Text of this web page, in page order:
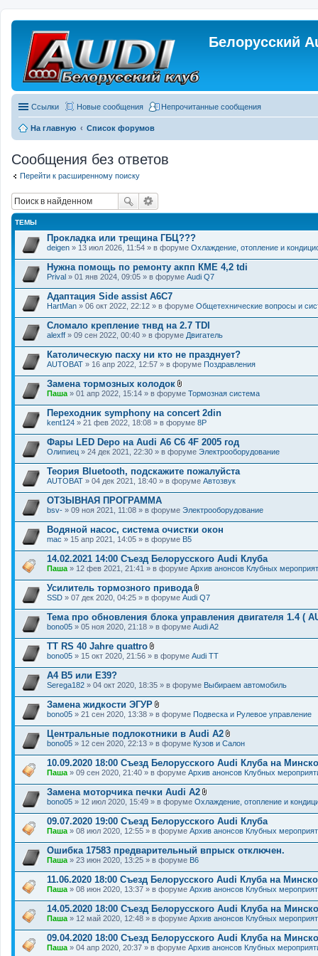
Белорусский
Ссылки Новые сообщения Непрочитанные сообщения
На главную Список форумов
Сообщения без ответов
Перейти к расширенному поиску
ТЕМЫ
Прокладка или трещина ГБЦ???
deigen » 13 июл 2026, 11:54 » в форуме Охлаждение, отопление и
Нужна помощь по ремонту акпп КМЕ 4,2 tdi
Prival » 01 янв 2024, 09:05 » в форуме Audi Q7
Адаптация Side assist A6C7
HartMan » 06 окт 2022, 22:12 » в форуме Общетехнические вопросы и
Сломало крепление тнвд на 2.7 TDI
alexff » 09 сен 2022, 00:40 » в форуме Двигатель
Католическую пасху ни кто не празднует?
AUTOBAT » 16 апр 2022, 12:57 » в форуме Поздравления
Замена тормозных колодок
В
о
ж
е
н
и
я
Паша » 01 апр 2022, 15:14 » в форуме Тормозная система
Переходник symphony на concert 2din
kent124 » 21 фев 2022, 18:08 » в форуме 8P
Фары LED Depo на Audi A6 C6 4F 2005 год
Олипиец » 24 дек 2021, 22:30 » в форуме Электрооборудование
Теория Bluetooth, подскажите пожалуйста
AUTOBAT » 04 дек 2021, 18:40 » в форуме Автозвук
ОТЗЫВНАЯ ПРОГРАММА
bsv- » 09 ноя 2021, 11:08 » в форуме Электрооборудование
Водяной насос, система очистки окон
mac » 15 апр 2021, 14:05 » в форуме B5
14.02.2021 14:00 Съезд Белорусского Audi Клуба
Паша » 12 фев 2021, 21:41 » в форуме Архив анонсов Клубных
Усилитель тормозного привода
В
л
о
ж
е
н
я
SSD » 07 дек 2020, 04:25 » в форуме Audi Q7
Тема про обновления блока управления двигателя 1.4 (
bono05 » 05 ноя 2020, 21:18 » в форуме Audi A2
TT RS 40 Jahre quattro
В
о
е
н
и
я
bono05 » 15 окт 2020, 21:56 » в форуме Audi TT
A4 B5 или E39?
Serega182 » 04 окт 2020, 18:35 » в форуме Выбираем автомобиль
Замена жидкости ЭГУР
В
о
ж
е
н
и
я
bono05 » 21 сен 2020, 13:38 » в форуме Подвеска и Рулевое управление
Центральные подлокотники в Audi A2
В
о
ж
е
н
я
bono05 » 12 сен 2020, 22:13 » в форуме Кузов и Салон
10.09.2020 18:00 Съезд Белорусского Audi Клуба на
Паша » 09 сен 2020, 21:40 » в форуме Архив анонсов Клубных
Замена моторчика печки Audi A2
В
о
ж
е
н
и
bono05 » 12 июл 2020, 15:49 » в форуме Охлаждение, отопление и
09.07.2020 19:00 Съезд Белорусского Audi Клуба
Паша » 08 июл 2020, 12:55 » в форуме Архив анонсов Клубных
Ошибка 17583 предварительный впрыск отключен.
Паша » 23 июн 2020, 13:25 » в форуме B6
11.06.2020 18:00 Съезд Белорусского Audi Клуба на
Паша » 08 июн 2020, 13:37 » в форуме Архив анонсов Клубных
14.05.2020 18:00 Съезд Белорусского Audi Клуба на
Паша » 12 май 2020, 12:48 » в форуме Архив анонсов Клубных
09.04.2020 18:00 Съезд Белорусского Audi Клуба на
Паша » 04 апр 2020, 20:37 » в форуме Архив анонсов Клубных